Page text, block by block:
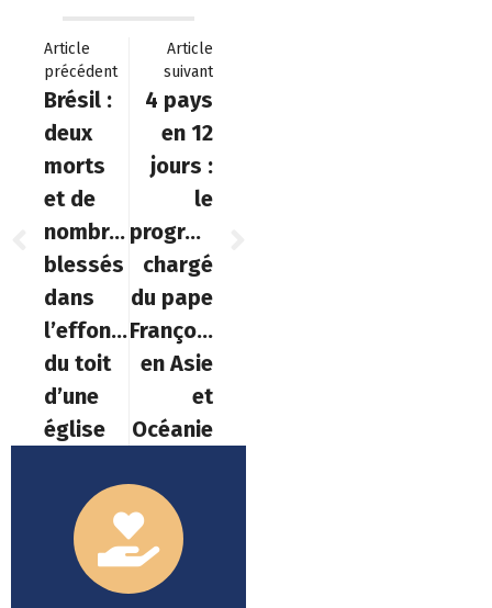
Article
précédent
Brésil :
deux
morts
et de
nombreux
blessés
dans
l’effondrement
du toit
d’une
église
Article
suivant
4 pays
en 12
jours :
le
programme
chargé
du pape
François
en Asie
et
Océanie